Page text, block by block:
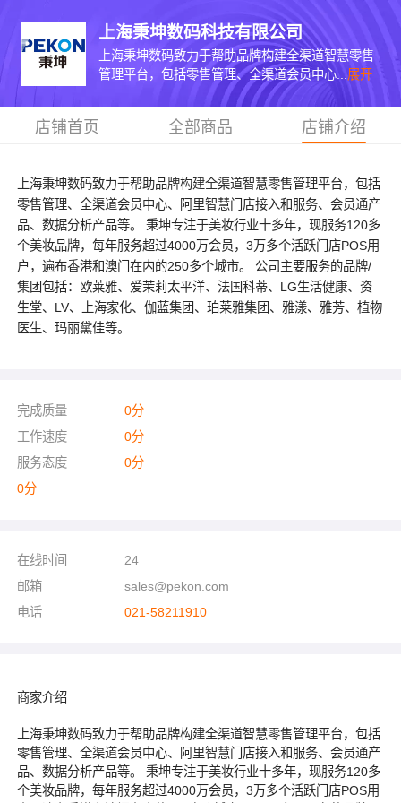
上海秉坤数码科技有限公司
上海秉坤数码致力于帮助品牌构建全渠道智慧零售
管理平台，包括零售管理、全渠道会员中心... 展开
店铺首页 全部商品 店铺介绍
上海秉坤数码致力于帮助品牌构建全渠道智慧零售管理平台，包括
零售管理、全渠道会员中心、阿里智慧门店接入和服务、会员通产
品、数据分析产品等。 秉坤专注于美妆行业十多年，现服务120多
个美妆品牌，每年服务超过4000万会员，3万多个活跃门店POS用
户，遍布香港和澳门在内的250多个城市。 公司主要服务的品牌/
集团包括：欧莱雅、爱茉莉太平洋、法国科蒂、LG生活健康、资
生堂、LV、上海家化、伽蓝集团、珀莱雅集团、雅漾、雅芳、植物
医生、玛丽黛佳等。
完成质量 0分
工作速度
0分
服务态度
0分
0分
在线时间
24
邮箱
sales@pekon.com
电话
021-58211910
商家介绍
上海秉坤数码致力于帮助品牌构建全渠道智慧零售管理平台，包括
零售管理、全渠道会员中心、阿里智慧门店接入和服务、会员通产
品、数据分析产品等。 秉坤专注于美妆行业十多年，现服务120多
个美妆品牌，每年服务超过4000万会员，3万多个活跃门店POS用